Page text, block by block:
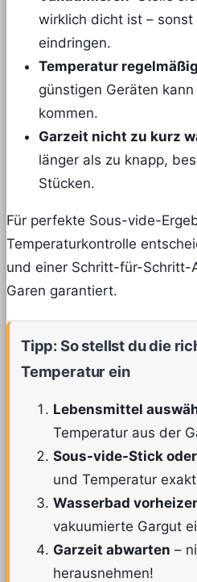
wirklich dicht ist – sonst
eindringen.
Temperatur
günstigen Geräten
kommen.
Garzeit nicht zu kurz
länger als zu knapp,
Stücken.
Für perfekte Sous-vide-
Temperaturkontrolle
und einer Schritt-für-Schritt-
Garen garantiert.
Tipp: So stellst du die
Temperatur ein
Lebensmittel
Temperatur aus der
Sous-vide-Stick
und Temperatur
Wasserbad
vakuumierte Gargut
Garzeit abwarten –
herausnehmen!